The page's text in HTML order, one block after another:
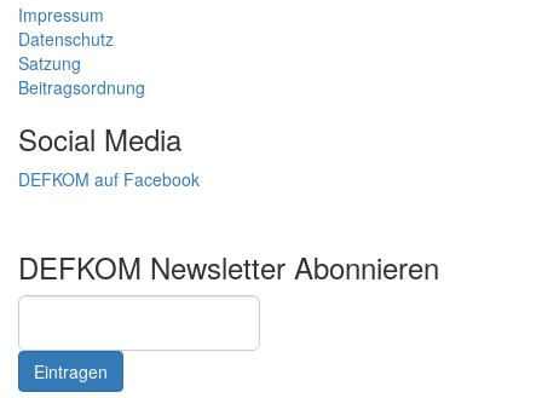
Impressum
Datenschutz
Satzung
Beitragsordnung
Social Media
DEFKOM auf Facebook
DEFKOM Newsletter Abonnieren